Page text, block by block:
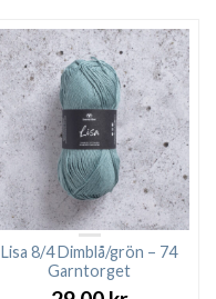
Lisa 8/4 Dimblå/grön – 74
Garntorget